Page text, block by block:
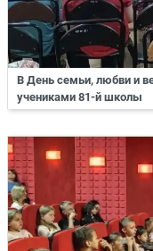
В День семьи, любви и
учениками 81-й школы